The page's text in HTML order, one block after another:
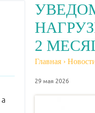
2
Главная ›
29 мая 2026